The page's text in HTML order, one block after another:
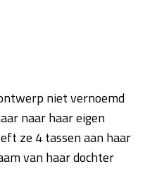
niet vernoemd
naar haar eigen
ze 4 tassen aan haar
van haar dochter